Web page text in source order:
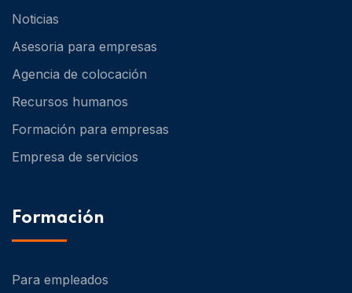
Noticias
Asesoria para empresas
Agencia de colocación
Recursos humanos
Formación para empresas
Empresa de servicios
Formación
Para empleados